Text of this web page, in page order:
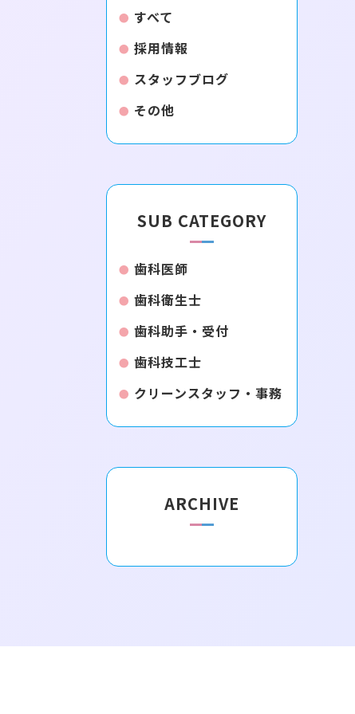
すべて
採用情報
スタッフブログ
その他
SUB CATEGORY
歯科医師
歯科衛生士
歯科助手・受付
歯科技工士
クリーンスタッフ・事務
ARCHIVE